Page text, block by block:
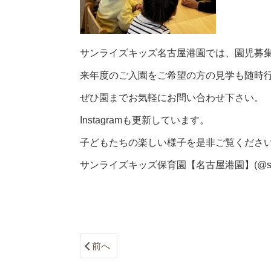
サンライズキッズ名古屋港園では、園児募
来年度のご入園をご希望の方の見学も随時
ぜひ園までお気軽にお問い合わせ下さい。
Instagramも更新しています。
子どもたちの楽しい様子を是非ご覧くださ
サンライズキッズ保育園【名古屋港園】
前へ